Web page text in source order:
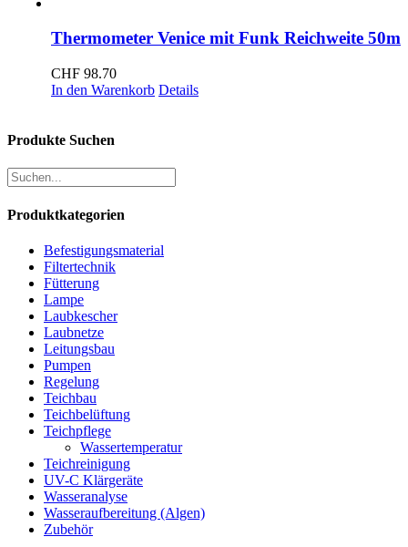
Thermometer Venice mit Funk Reichweite 50m
CHF 98.70
In den Warenkorb Details
Produkte Suchen
Produktkategorien
Befestigungsmaterial
Filtertechnik
Fütterung
Lampe
Laubkescher
Laubnetze
Leitungsbau
Pumpen
Regelung
Teichbau
Teichbelüftung
Teichpflege
Wassertemperatur
Teichreinigung
UV-C Klärgeräte
Wasseranalyse
Wasseraufbereitung (Algen)
Zubehör